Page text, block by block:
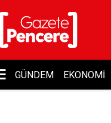
GÜNDEM EKONOMI